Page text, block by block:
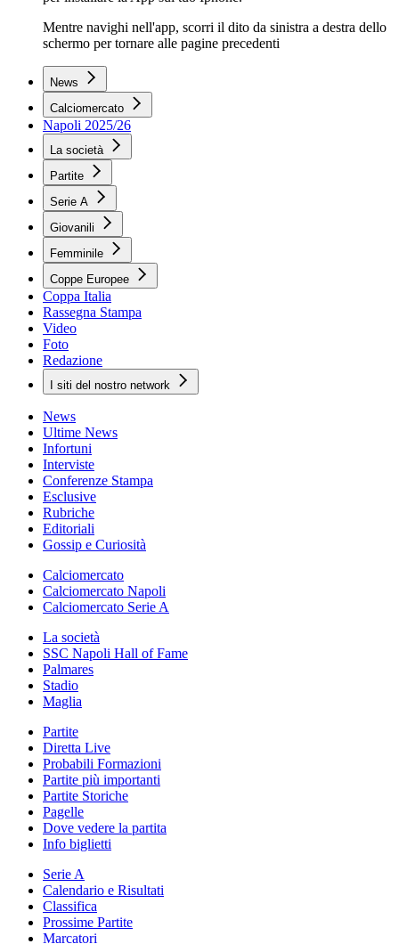
Mentre navighi nell'app, scorri il dito da sinistra a destra dello
schermo per tornare alle pagine precedenti
News
Calciomercato
Napoli 2025/26
La società
Partite
Serie A
Giovanili
Femminile
Coppe Europee
Coppa Italia
Rassegna Stampa
Video
Foto
Redazione
I siti del nostro network
News
Ultime News
Infortuni
Interviste
Conferenze Stampa
Esclusive
Rubriche
Editoriali
Gossip e Curiosità
Calciomercato
Calciomercato Napoli
Calciomercato Serie A
La società
SSC Napoli Hall of Fame
Palmares
Stadio
Maglia
Partite
Diretta Live
Probabili Formazioni
Partite più importanti
Partite Storiche
Pagelle
Dove vedere la partita
Info biglietti
Serie A
Calendario e Risultati
Classifica
Prossime Partite
Marcatori